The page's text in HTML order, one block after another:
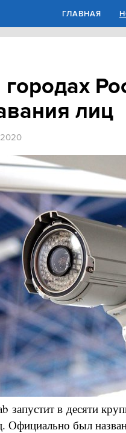
ГЛАВНАЯ
лиц
2020
запустит в десяти
Официально был